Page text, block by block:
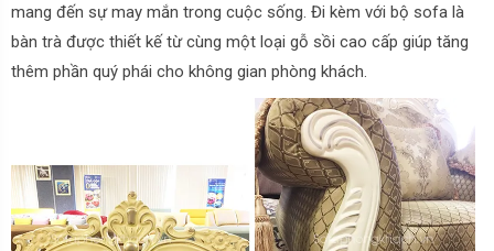
mang đến sự may mắn trong cuộc sống. Đi kèm với bộ sofa là
bàn trà được thiết kế từ cùng một loại gỗ sồi cao cấp giúp tăng
thêm phần quý phái cho không gian phòng khách.